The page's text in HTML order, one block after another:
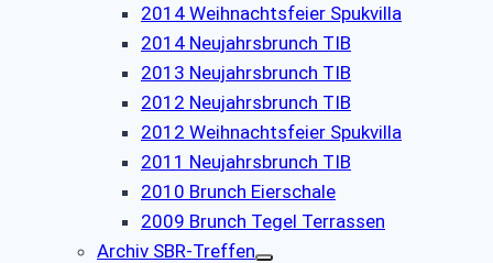
2014 Weihnachtsfeier Spukvilla
2014 Neujahrsbrunch TIB
2013 Neujahrsbrunch TIB
2012 Neujahrsbrunch TIB
2012 Weihnachtsfeier Spukvilla
2011 Neujahrsbrunch TIB
2010 Brunch Eierschale
2009 Brunch Tegel Terrassen
Archiv SBR-Treffen